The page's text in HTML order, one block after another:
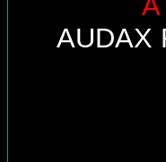
AUDAX